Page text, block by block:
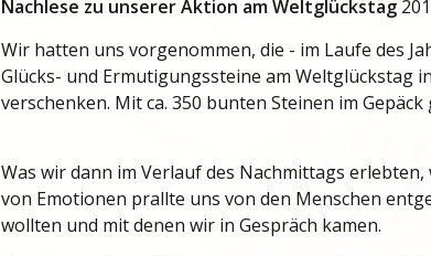
Nachlese zu unserer Aktion am Weltglückstag
Wir hatten uns vorgenommen, die - im Laufe des
Glücks- und Ermutigungssteine am Weltglückstag
verschenken. Mit ca. 350 bunten Steinen im
Was wir dann im Verlauf des Nachmittags
von Emotionen prallte uns von den Menschen
wollten und mit denen wir in Gespräch kamen.